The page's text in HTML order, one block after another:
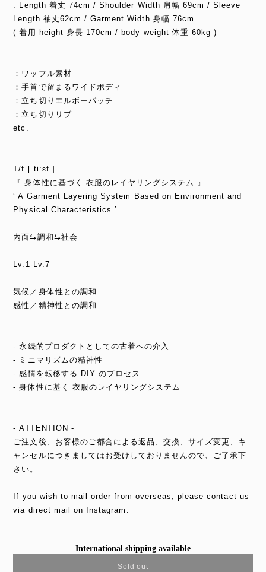
: Length 着丈 74cm / Shoulder Width 肩幅 69cm / Sleeve
Length 袖丈62cm / Garment Width 身幅 76cm
( 着用 height 身長 170cm / body weight 体重 60kg )
：ワッフル素材
：手首で留まるワイドボディ
：立ち切りエルボーパッチ
：立ち切りリブ
etc.
T/f [ ti:ɛf ]
『 身体性に基づく 衣服のレイヤリングシステム 』
‘ A Garment Layering System Based on Environment and
Physical Characteristics ’
内面⇆調和⇆社会
Lv.1-Lv.7
気候／身体性との調和
感性／精神性との調和
- 永続的プロダクトとしての古着への介入
- ミニマリズムの精神性
- 感情を転移する DIY のプロセス
- 身体性に基く 衣服のレイヤリングシステム
- ATTENTION -
ご注文後、お客様のご都合による返品、交換、サイズ変更、キ
ャンセルにつきましてはお受けしておりませんので、ご了承下
さい。
If you wish to mail order from overseas, please contact us
via direct mail on Instagram.
International shipping available
Sold out